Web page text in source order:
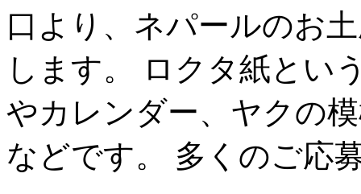
口より、ネパールのお
します。 ロクタ紙とい
やカレンダー、ヤクの
などです。 多くのご応